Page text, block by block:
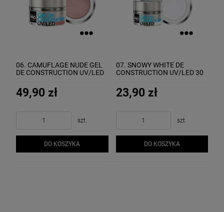
06. CAMUFLAGE NUDE GEL
DE CONSTRUCTION UV/LED
49,90 zł
szt.
DO KOSZYKA
07. SNOWY WHITE DE
CONSTRUCTION UV/LED 30
23,90 zł
szt.
DO KOSZYKA